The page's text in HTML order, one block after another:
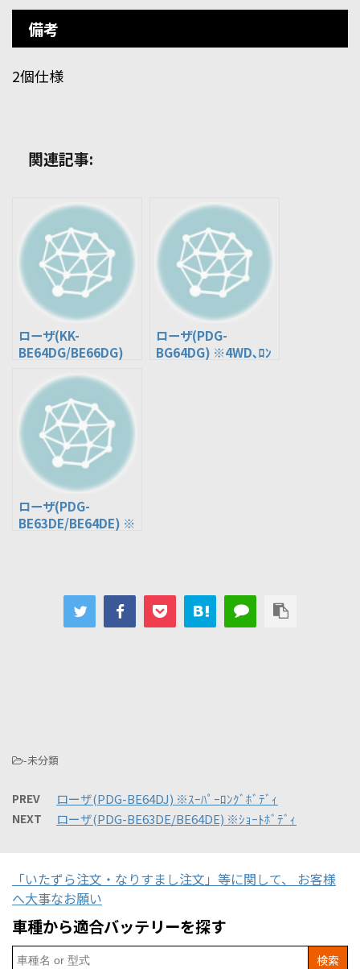
備考
2個仕様
関連記事:
ローザ(KK-
BE64DG/BE66DG)
ローザ(PDG-
BG64DG) ※4WD､ﾛﾝ
ローザ(PDG-
BE63DE/BE64DE) ※
-未分類
PREV ローザ(PDG-BE64DJ) ※ｽｰﾊﾟｰﾛﾝｸﾞﾎﾞﾃﾞｨ
NEXT ローザ(PDG-BE63DE/BE64DE) ※ｼｮｰﾄﾎﾞﾃﾞｨ
「いたずら注文・なりすまし注文」等に関して、 お客様
へ大事なお願い
車種から適合バッテリーを探す
Search
for: